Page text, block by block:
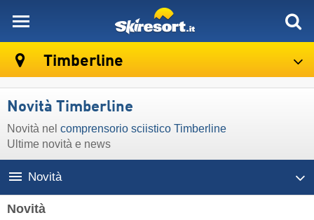
Timberline
Novità Timberline
Novità nel comprensorio sciistico Timberline
Ultime novità e news
Novità
Novità